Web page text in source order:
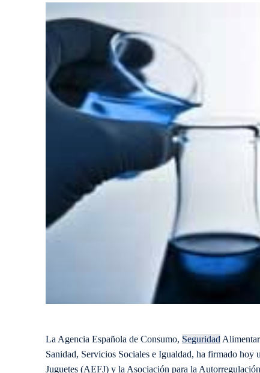
La Agencia Española de Consumo, Seguridad
Sanidad, Servicios Sociales e Igualdad, ha firmado
Juguetes (AEFJ) y la Asociación para la